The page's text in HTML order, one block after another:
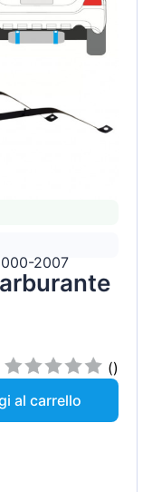
2007
()
al carrello